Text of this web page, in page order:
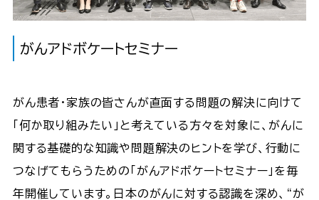
がんアドボケートセミナー
がん患者・家族の皆さんが直面する問題の解決に向けて
「何か取り組みたい」と考えている方々を対象に、がんに
関する基礎的な知識や問題解決のヒントを学び、行動に
つなげてもらうための「がんアドボケートセミナー」を毎
年開催しています。日本のがんに対する認識を深め、“が